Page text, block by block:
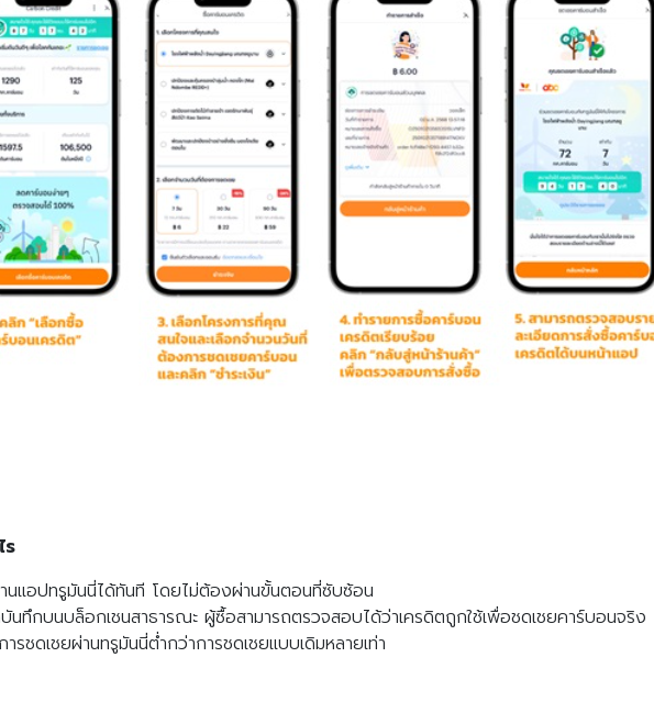
นแอปทรูมันนี่ได้ทันที โดยไม่ต้องผ่านขั้นตอนที่ซับซ้อน
นทึกบนบล็อกเชนสาธารณะ ผู้ซื้อสามารถตรวจสอบได้ว่าเครดิตถูกใช้เพื่อชดเชยคาร์บอนจริง
ชดเชยผ่านทรูมันนี่ต่ำกว่าการชดเชยแบบเดิมหลายเท่า